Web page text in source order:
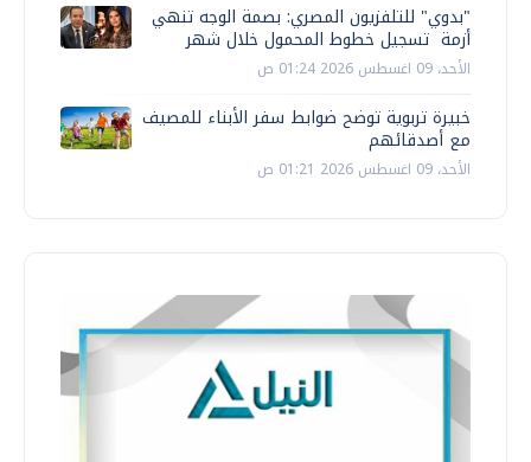
"بدوي" للتلفزيون المصري: بصمة الوجه تنهي
أزمة تسجيل خطوط المحمول خلال شهر
الأحد، 09 اغسطس 2026 01:24 ص
خبيرة تربوية توضح ضوابط سفر الأبناء للمصيف
مع أصدقائهم
الأحد، 09 اغسطس 2026 01:21 ص